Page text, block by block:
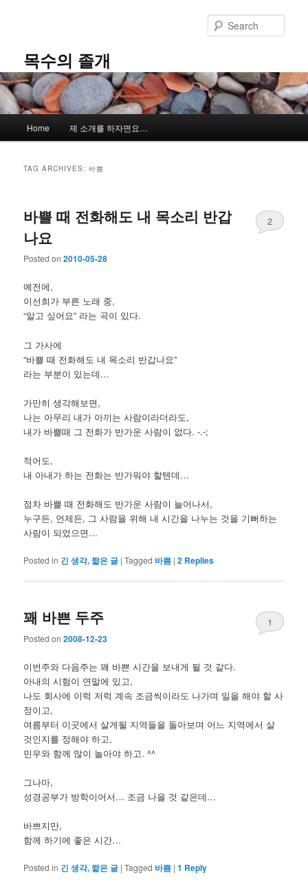
content
content목수의 졸개
Home 제 소개를 하자면요…
TAG ARCHIVES: 바쁨
바쁠 때 전화해도 내 목소리 반갑
나요
Posted on2010-05-28
2
예전에,
이선희가 부른 노래 중,
“알고 싶어요” 라는 곡이 있다.
그 가사에
“바쁠 때 전화해도 내 목소리 반갑나요”
라는 부분이 있는데…
가만히 생각해보면,
나는 아무리 내가 아끼는 사람이라더라도,
내가 바쁠때 그 전화가 반가운 사람이 없다. -.-;
적어도,
내 아내가 하는 전화는 반가워야 할텐데…
점차 바쁠 때 전화해도 반가운 사람이 늘어나서,
누구든, 언제든, 그 사람을 위해 내 시간을 나누는 것을 기뻐하는
사람이 되었으면…
Posted in 긴 생각, 짧은 글 |Tagged 바쁨 |2 Replies
꽤 바쁜 두주
Posted on2008-12-23
1
이번주와 다음주는 꽤 바쁜 시간을 보내게 될 것 같다.
아내의 시험이 연말에 있고,
나도 회사에 이럭 저럭 계속 조금씩이라도 나가며 일을 해야 할 사
정이고,
여름부터 이곳에서 살게될 지역들을 돌아보며 어느 지역에서 살
것인지를 정해야 하고,
민우와 함께 많이 놀아야 하고. ^^
그나마,
성경공부가 방학이어서… 조금 나을 것 같은데…
바쁘지만,
함께 하기에 좋은 시간…
Posted in 긴 생각, 짧은 글 |Tagged 바쁨 |1 Reply